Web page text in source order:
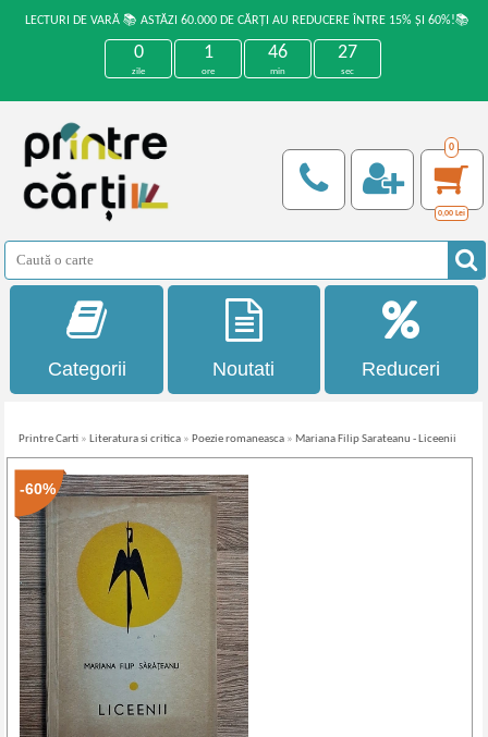
LECTURI DE VARĂ 📚 ASTĂZI 60.000 DE CĂRȚI AU REDUCERE ÎNTRE 15% ȘI 60%!📚
0
zile
1
ore
46
min
27
sec
0
0,00 Lei
Categorii Noutati Reduceri
Printre Carti » Literatura si critica » Poezie romaneasca » Mariana Filip Sarateanu - Liceenii
-60%